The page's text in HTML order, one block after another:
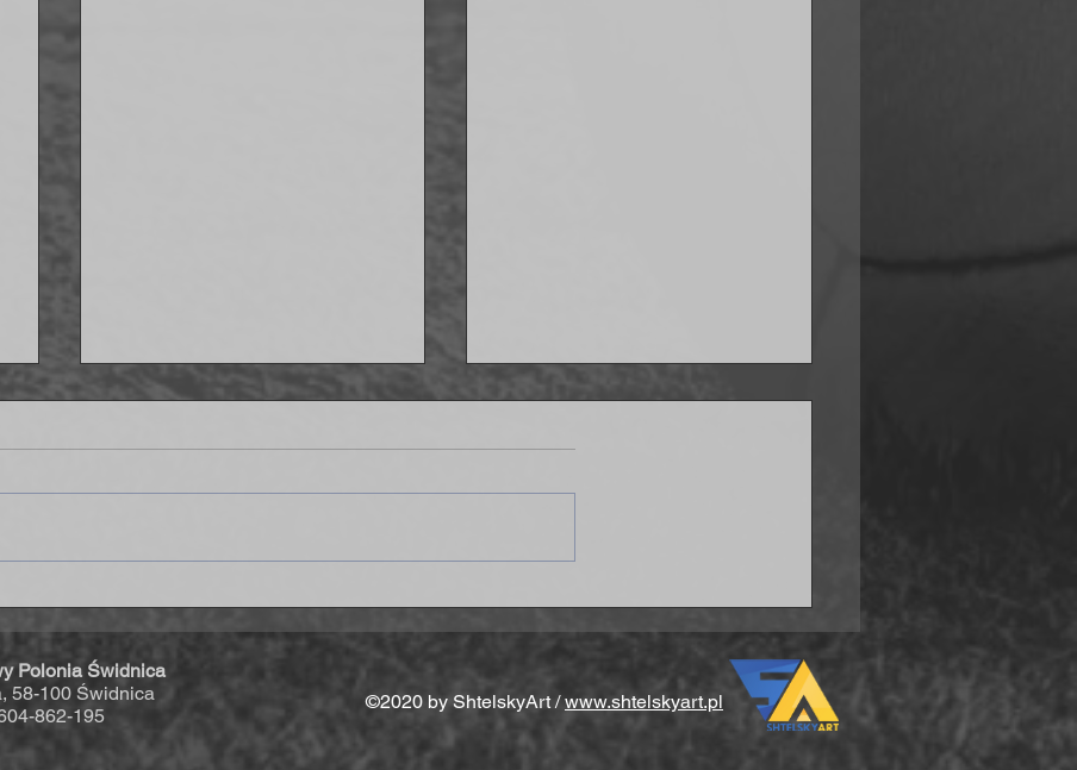
Strzelamy osiem goli Delcie - IV
liga coraz bliżej!
Wygrana po problemach w
końcówce
©2020 by ShtelskyArt /www.shtelskyart.pl
Polonia Świdnica
58-100 Świdnica
862-195